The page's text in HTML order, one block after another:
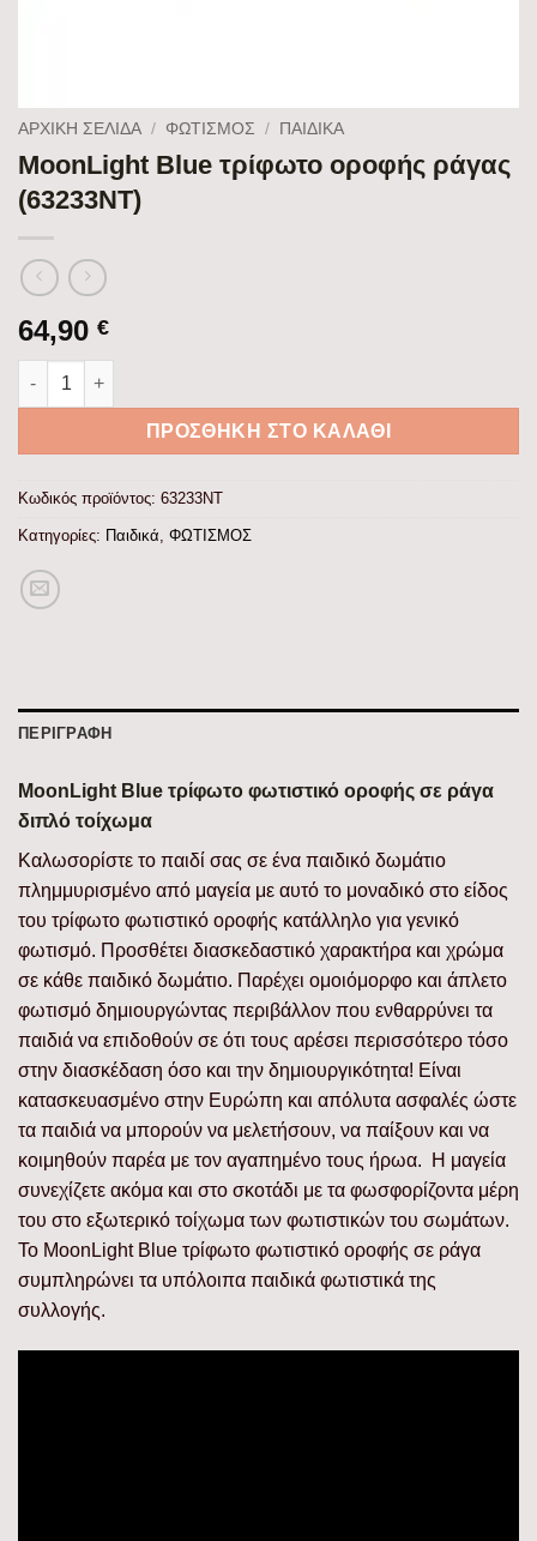
ΑΡΧΙΚΉ ΣΕΛΊΔΑ / ΦΩΤΙΣΜΟΣ / ΠΑΙΔΙΚΆ
MoonLight Blue τρίφωτο οροφής ράγας
(63233NT)
64,90 €
MoonLight Blue τρίφωτο οροφής ράγας (63233NT) ποσότητα
ΠΡΟΣΘΉΚΗ ΣΤΟ ΚΑΛΆΘΙ
Κωδικός προϊόντος: 63233NT
Κατηγορίες: Παιδικά ΦΩΤΙΣΜΟΣ
ΠΕΡΙΓΡΑΦΉ
MoonLight Blue τρίφωτο φωτιστικό οροφής σε ράγα
διπλό τοίχωμα
Καλωσορίστε το παιδί σας σε ένα παιδικό δωμάτιο
πλημμυρισμένο από μαγεία με αυτό το μοναδικό στο είδος
του τρίφωτο φωτιστικό οροφής κατάλληλο για γενικό
φωτισμό. Προσθέτει διασκεδαστικό χαρακτήρα και χρώμα
σε κάθε παιδικό δωμάτιο. Παρέχει ομοιόμορφο και άπλετο
φωτισμό δημιουργώντας περιβάλλον που ενθαρρύνει τα
παιδιά να επιδοθούν σε ότι τους αρέσει περισσότερο τόσο
στην διασκέδαση όσο και την δημιουργικότητα! Είναι
κατασκευασμένο στην Ευρώπη και απόλυτα ασφαλές ώστε
τα παιδιά να μπορούν να μελετήσουν, να παίξουν και να
κοιμηθούν παρέα με τον αγαπημένο τους ήρωα. Η μαγεία
συνεχίζετε ακόμα και στο σκοτάδι με τα φωσφορίζοντα μέρη
του στο εξωτερικό τοίχωμα των φωτιστικών του σωμάτων.
Το MoonLight Blue τρίφωτο φωτιστικό οροφής σε ράγα
συμπληρώνει τα υπόλοιπα παιδικά φωτιστικά της
συλλογής.